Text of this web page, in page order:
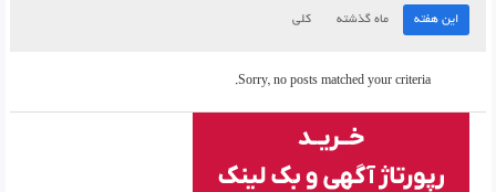
این هفته ماه گذشته کلی
Sorry, no posts matched your criteria.